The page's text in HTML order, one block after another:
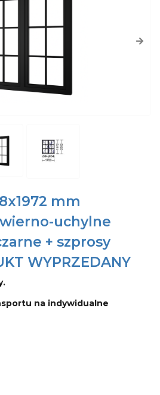
mm
uchylne
+ szprosy
WYPRZEDANY
na indywidualne